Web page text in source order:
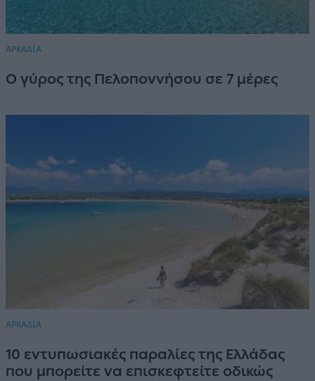
ΑΡΚΑΔΙΑ
Ο γύρος της Πελοποννήσου σε 7 μέρες
ΑΡΚΑΔΙΑ
10 εντυπωσιακές παραλίες της Ελλάδας
που μπορείτε να επισκεφτείτε οδικώς